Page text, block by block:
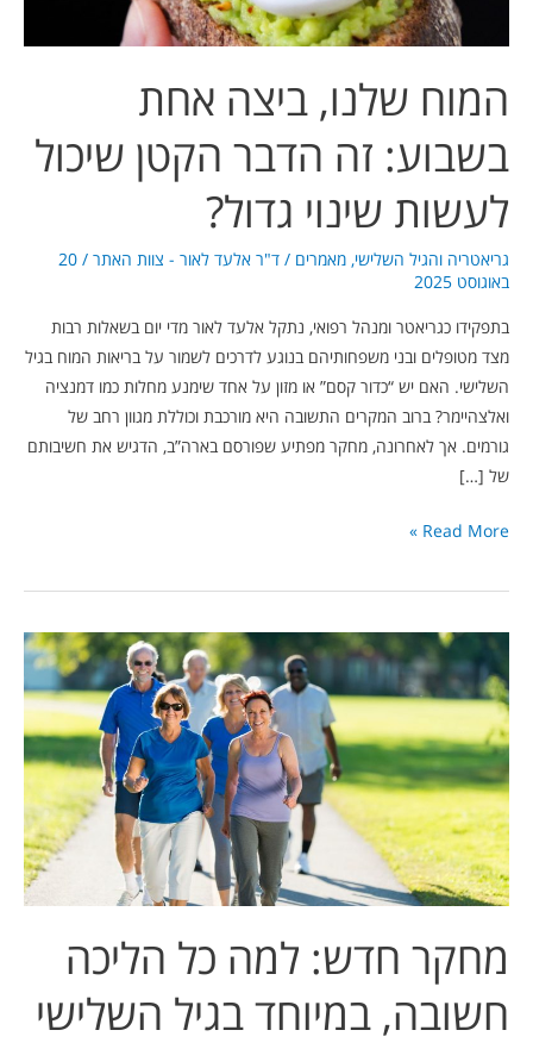
המוח שלנו, ביצה אחת
בשבוע: זה הדבר הקטן שיכול
לעשות שינוי גדול?
גריאטריה והגיל השלישי, מאמרים / ד"ר אלעד לאור - צוות האתר /
20
באוגוסט 2025
בתפקידו כגריאטר ומנהל רפואי, נתקל אלעד לאור מדי יום בשאלות רבות
מצד מטופלים ובני משפחותיהם בנוגע לדרכים לשמור על בריאות המוח בגיל
השלישי. האם יש “כדור קסם” או מזון על אחד שימנע מחלות כמו דמנציה
ואלצהיימר? ברוב המקרים התשובה היא מורכבת וכוללת מגוון רחב של
גורמים. אך לאחרונה, מחקר מפתיע שפורסם בארה”ב, הדגיש את חשיבותם
של […]
שינוי
גדול?
Read More »
מחקר חדש: למה כל הליכה
חשובה, במיוחד בגיל השלישי
מחקר
חדש:
למה
כל
הליכה
חשובה,
במיוחד
בגיל
השלישי